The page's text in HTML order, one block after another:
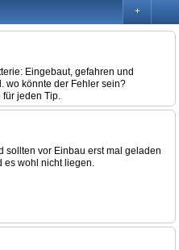
+
Eingebaut, gefahren und
wo könnte der Fehler sein?
für jeden Tip.
sollten vor Einbau erst mal geladen
es wohl nicht liegen.